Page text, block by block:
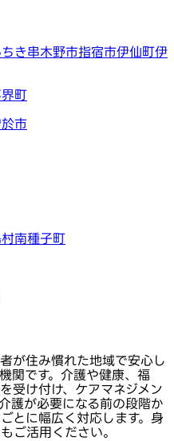
き串木野市指宿市伊仙町伊
町
市
南種子町
が住み慣れた地域で安心し
関です。介護や健康、福
受け付け、ケアマネジメン
護が必要になる前の段階か
とに幅広く対応します。身
ご活用ください。